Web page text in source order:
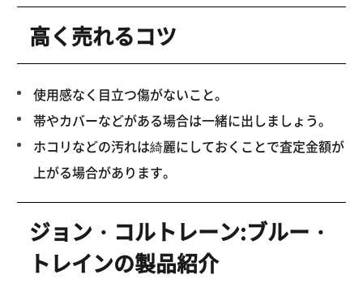
高く売れるコツ
使用感なく目立つ傷がないこと。
帯やカバーなどがある場合は一緒に出しましょう。
ホコリなどの汚れは綺麗にしておくことで査定金額が
上がる場合があります。
ジョン・コルトレーン:ブルー・
トレインの製品紹介